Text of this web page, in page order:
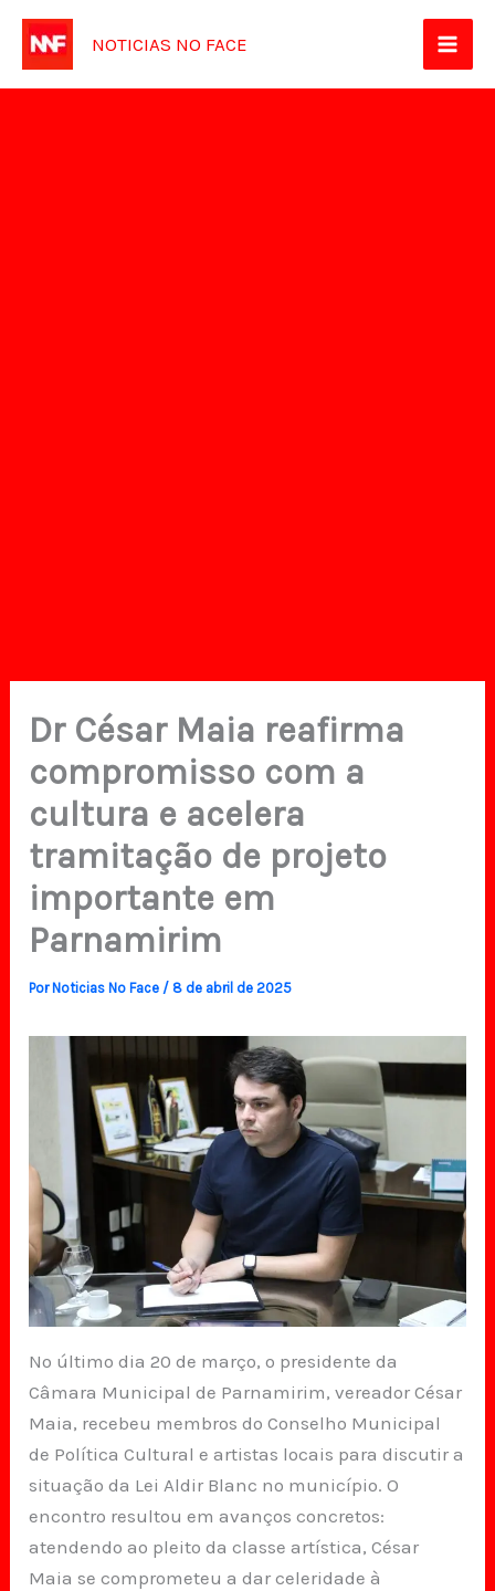
para
NOTICIAS NO FACE
Dr César Maia reafirma
compromisso com a
cultura e acelera
tramitação de projeto
importante em
Parnamirim
PorNoticias No Face / 8 de abril de 2025
No último dia 20 de março, o presidente da
Câmara Municipal de Parnamirim, vereador César
Maia, recebeu membros do Conselho Municipal
de Política Cultural e artistas locais para discutir a
situação da Lei Aldir Blanc no município. O
encontro resultou em avanços concretos:
atendendo ao pleito da classe artística, César
Maia se comprometeu a dar celeridade à